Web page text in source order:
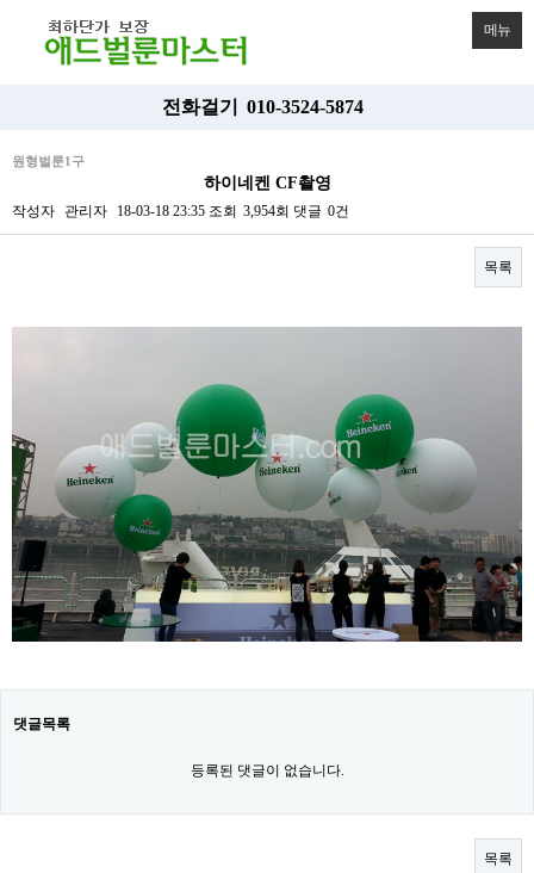
메뉴
전화걸기 010-3524-5874
원형벌룬1구
하이네켄 CF촬영
작성자 관리자 18-03-18 23:35 조회 3,954회 댓글 0건
목록
본문
댓글목록
등록된 댓글이 없습니다.
목록